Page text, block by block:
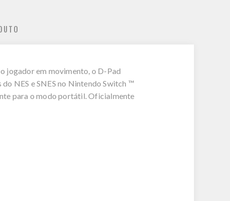
jogador em movimento, o D-Pad
NES e SNES no Nintendo Switch ™
para o modo portátil. Oficialmente